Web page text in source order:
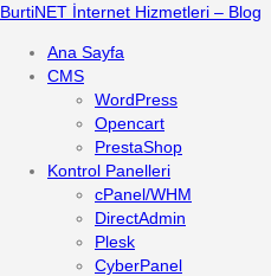
BurtiNET İnternet Hizmetleri – Blog
Ana Sayfa
CMS
WordPress
Opencart
PrestaShop
Kontrol Panelleri
cPanel/WHM
DirectAdmin
Plesk
CyberPanel